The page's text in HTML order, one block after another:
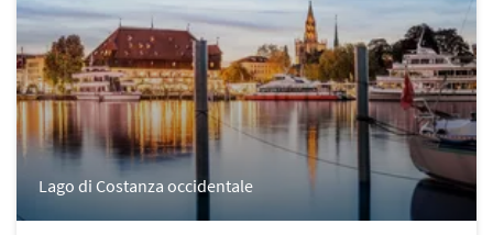
Lago di Costanza occidentale